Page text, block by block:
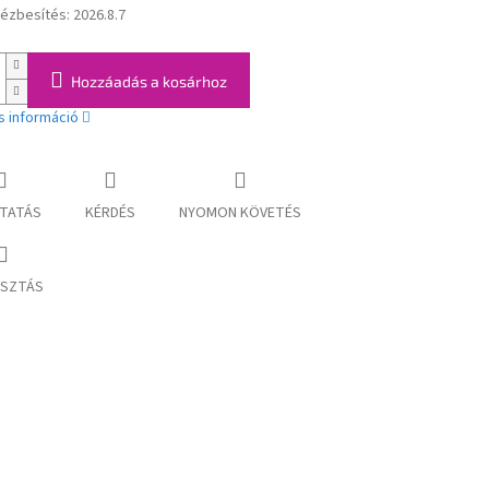
2026.8.7
Hozzáadás a kosárhoz
információ
KÉRDÉS NYOMON KÖVETÉS